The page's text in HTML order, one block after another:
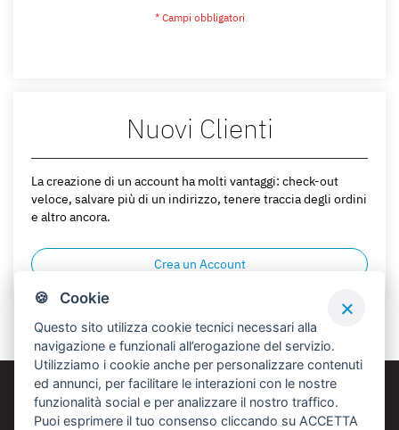
Nuovi Clienti
La creazione di un account ha molti vantaggi: check-out
veloce, salvare più di un indirizzo, tenere traccia degli ordini
e altro ancora.
Crea un Account
DATI AZIENDALI
🍪 Cookie
Questo sito utilizza cookie tecnici necessari alla
navigazione e funzionali all’erogazione del servizio.
Utilizziamo i cookie anche per personalizzare contenuti
ed annunci, per facilitare le interazioni con le nostre
funzionalità social e per analizzare il nostro traffico.
Puoi esprimere il tuo consenso cliccando su ACCETTA